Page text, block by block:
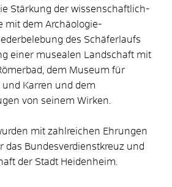
Stärkung der wissenschaftlich-
mit dem Archäologie-
des Schäferlaufs
einer musealen Landschaft mit
dem Museum für
und Karren und dem
von seinem Wirken.
mit zahlreichen Ehrungen
das Bundesverdienstkreuz und
der Stadt Heidenheim.